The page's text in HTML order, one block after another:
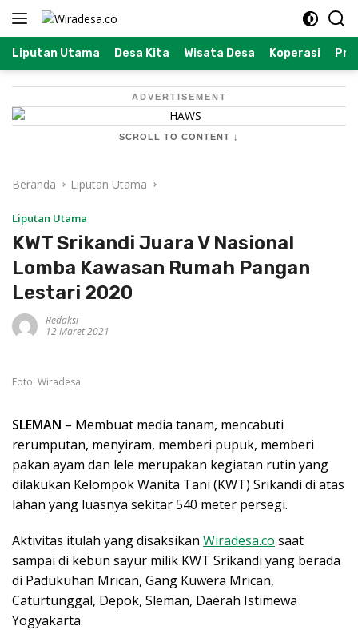
Langsung
Liputan Utama Desa Kita Wisata Desa Koperasi
ADVERTISEMENT
SCROLL TO CONTENT ↓
Beranda Liputan Utama
Liputan Utama
KWT Srikandi Juara V Nasional
Lomba Kawasan Rumah Pangan
Lestari 2020
Redaksi
12 Maret 2021
Foto: Wiradesa
SLEMAN – Membuat media tanam, mencabuti
rerumputan, menyiram, memberi pupuk, memberi
pakan ayam dan lele merupakan kegiatan rutin yang
dilakukan Kelompok Wanita Tani (KWT) Srikandi di atas
lahan yang luasnya sekitar 540 meter persegi.
Aktivitas itulah yang disaksikan Wiradesa.co saat
sampai di kebun sayur milik KWT Srikandi yang berada
di Padukuhan Mrican, Gang Kuwera Mrican,
Caturtunggal, Depok, Sleman, Daerah Istimewa
Yogyakarta.